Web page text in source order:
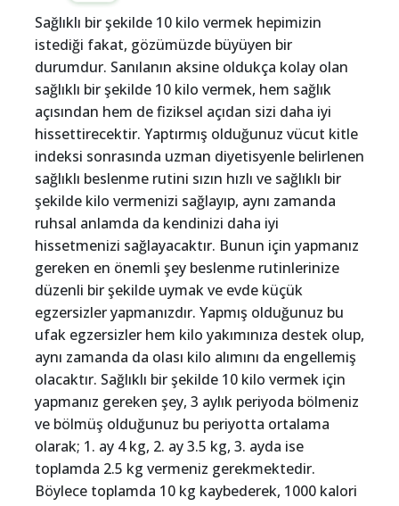
Sağlıklı bir şekilde 10 kilo vermek hepimizin
istediği fakat, gözümüzde büyüyen bir
durumdur. Sanılanın aksine oldukça kolay olan
sağlıklı bir şekilde 10 kilo vermek, hem sağlık
açısından hem de fiziksel açıdan sizi daha iyi
hissettirecektir. Yaptırmış olduğunuz vücut kitle
indeksi sonrasında uzman diyetisyenle belirlenen
sağlıklı beslenme rutini sızın hızlı ve sağlıklı bir
şekilde kilo vermenizi sağlayıp, aynı zamanda
ruhsal anlamda da kendinizi daha iyi
hissetmenizi sağlayacaktır. Bunun için yapmanız
gereken en önemli şey beslenme rutinlerinize
düzenli bir şekilde uymak ve evde küçük
egzersizler yapmanızdır. Yapmış olduğunuz bu
ufak egzersizler hem kilo yakımınıza destek olup,
aynı zamanda da olası kilo alımını da engellemiş
olacaktır. Sağlıklı bir şekilde 10 kilo vermek için
yapmanız gereken şey, 3 aylık periyoda bölmeniz
ve bölmüş olduğunuz bu periyotta ortalama
olarak; 1. ay 4 kg, 2. ay 3.5 kg, 3. ayda ise
toplamda 2.5 kg vermeniz gerekmektedir.
Böylece toplamda 10 kg kaybederek, 1000 kalori